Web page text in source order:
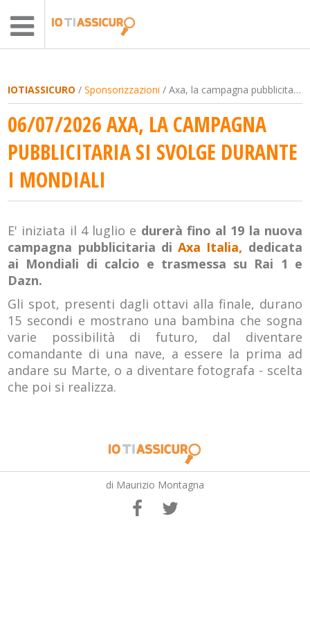
IOTIASSICURO /Sponsorizzazioni / Axa, la campagna pubblicitaria si svolge durante i Mondiali
06/07/2026 AXA, LA CAMPAGNA
PUBBLICITARIA SI SVOLGE DURANTE
I MONDIALI
E' iniziata il 4 luglio e durerà fino al 19 la nuova
campagna pubblicitaria diAxa Italia, dedicata
ai Mondiali di calcio e trasmessa su Rai 1 e
Dazn.
Gli spot, presenti dagli ottavi alla finale, durano
15 secondi e mostrano una bambina che sogna
varie possibilità di futuro, dal diventare
comandante di una nave, a essere la prima ad
andare su Marte, o a diventare fotografa - scelta
che poi si realizza.
di Maurizio Montagna